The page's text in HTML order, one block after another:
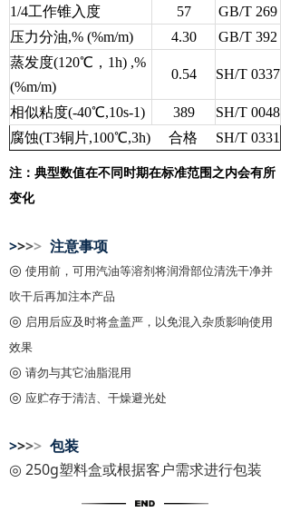
1/4工作锥入度 57
GB/T 269
压力分油,% (%m/m)
4.30
GB/T 392
蒸发度(120℃，1h) ,%
(%m/m)
0.54 SH/T 0337
相似粘度(-40℃,10s-1) 389
SH/T 0048
腐蚀(T3铜片,100℃,3h)
合格 SH/T 0331
注：典型数值在不同时期在标准范围之内会有所
变化
>>>> 注意事项
◎ 使用前，可用汽油等溶剂将润滑部位清洗干净并
吹干后再加注本产品
◎ 启用后应及时将盒盖严，以免混入杂质影响使用
效果
◎ 请勿与其它油脂混用
◎ 应贮存于清洁、干燥避光处
>>>> 包装
◎ 250g塑料盒或根据客户需求进行包装